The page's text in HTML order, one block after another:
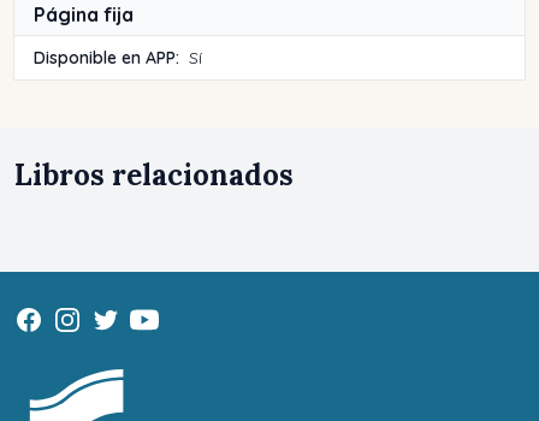
Página fija
Disponible en APP: Sí
Libros relacionados